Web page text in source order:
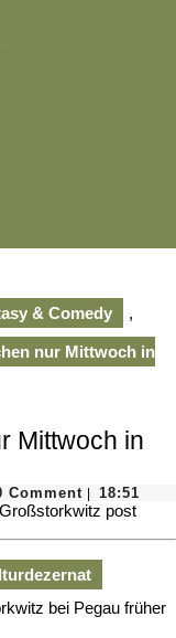
& Comedy ,
nur Mittwoch in
Mittwoch in
Comment 18:51
bei Pegau früher